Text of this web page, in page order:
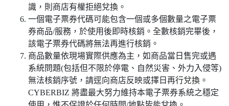
識，則商店有權拒絕兌換。
一個電子票券代碼可能包含一個或多個數量之電子票
券商品/服務，於使用後即時核銷。全數核銷完畢後，
該電子票券代碼將無法再進行核銷。
商品數量依現場實際供應為主，如商品當日售完或遇
系統問題(包括但不限於停電、自然災害、外力入侵等)
無法核銷序號，請逕向商店反映或擇日再行兌換。
CYBERBIZ 將盡最大努力維持本電子票券系統之穩定